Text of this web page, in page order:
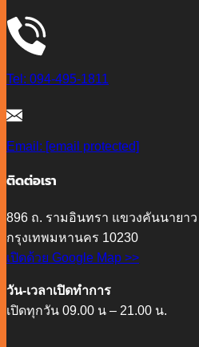
Tel: 094-495-1811
Email: [email protected]
ติดต่อเรา
896 ถ. รามอินทรา แขวงคันนายา
กรุงเทพมหานคร 10230
เปิดด้วย Google Map >>
วัน-เวลาเปิดทำการ
เปิดทุกวัน 09.00 น – 21.00 น.